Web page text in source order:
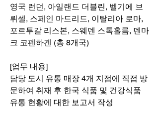
영국 런던, 아일랜드 더블린, 벨기에 브
뤼셀, 스페인 마드리드, 이탈리아 로마,
포르투갈 리스본, 스웨덴 스톡홀름, 덴마
크 코펜하겐 (총 8개국)
[업무 내용]
담당 도시 유통 매장 4개 지점에 직접 방
문하여 취재 후 한국 식품 및 건강식품
유통 현황에 대한 보고서 작성